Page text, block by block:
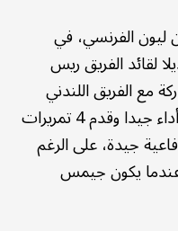
ليون الفرنسي، في
ليكون بديلا لقائد الفريق ريس
مع الفريق اللندني
حتى أغسطس/آب الماضي. قدم أداء جيدا وقدم 4 تمريرات
جيدة، على الرغم
يكون جيمس